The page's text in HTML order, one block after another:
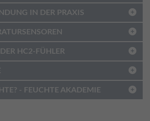
IN DER PRAXIS
HC2-FÜHLER
- FEUCHTE AKADEMIE